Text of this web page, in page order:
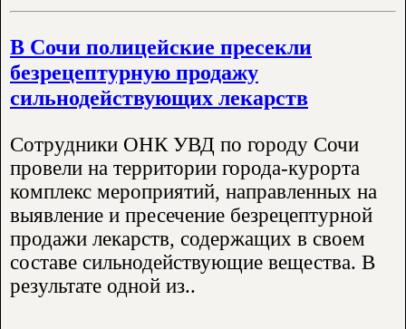
В Сочи полицейские пресекли
безрецептурную продажу
сильнодействующих лекарств
Сотрудники ОНК УВД по городу Сочи
провели на территории города-курорта
комплекс мероприятий, направленных на
выявление и пресечение безрецептурной
продажи лекарств, содержащих в своем
составе сильнодействующие вещества. В
результате одной из..